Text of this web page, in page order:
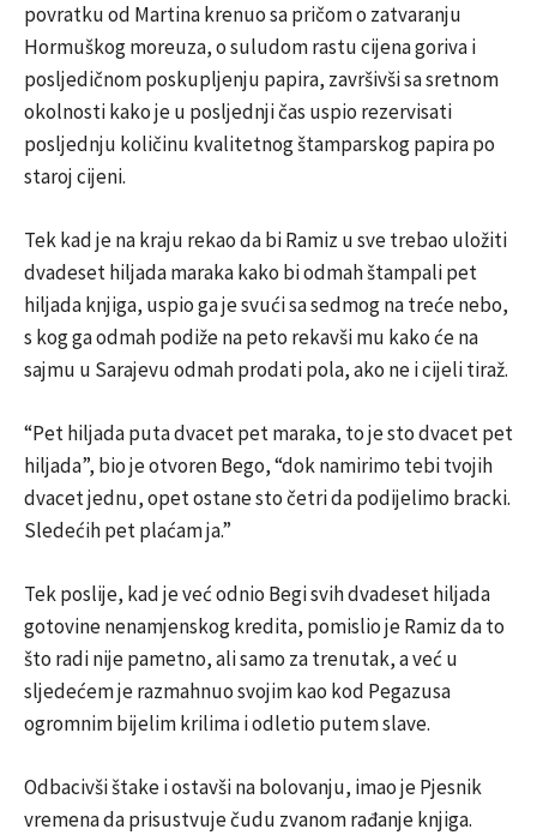
povratku od Martina krenuo sa pričom o zatvaranju
Hormuškog moreuza, o suludom rastu cijena goriva i
posljedičnom poskupljenju papira, završivši sa sretnom
okolnosti kako je u posljednji čas uspio rezervisati
posljednju količinu kvalitetnog štamparskog papira po
staroj cijeni.
Tek kad je na kraju rekao da bi Ramiz u sve trebao uložiti
dvadeset hiljada maraka kako bi odmah štampali pet
hiljada knjiga, uspio ga je svući sa sedmog na treće nebo,
s kog ga odmah podiže na peto rekavši mu kako će na
sajmu u Sarajevu odmah prodati pola, ako ne i cijeli tiraž.
“Pet hiljada puta dvacet pet maraka, to je sto dvacet pet
hiljada”, bio je otvoren Bego, “dok namirimo tebi tvojih
dvacet jednu, opet ostane sto četri da podijelimo bracki.
Sledećih pet plaćam ja.”
Tek poslije, kad je već odnio Begi svih dvadeset hiljada
gotovine nenamjenskog kredita, pomislio je Ramiz da to
što radi nije pametno, ali samo za trenutak, a već u
sljedećem je razmahnuo svojim kao kod Pegazusa
ogromnim bijelim krilima i odletio putem slave.
Odbacivši štake i ostavši na bolovanju, imao je Pjesnik
vremena da prisustvuje čudu zvanom rađanje knjiga.